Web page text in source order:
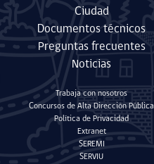
Ciudad
Documentos técnicos
Preguntas frecuentes
Noticias
Trabaja con nosotros
Concursos de Alta Dirección Pública
Política de Privacidad
Extranet
SEREMI
SERVIU